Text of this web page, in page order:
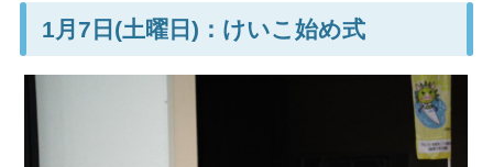
1月7日(土曜日)：けいこ始め式